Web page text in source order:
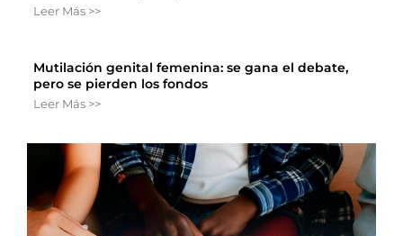
Leer Más >>
Mutilación genital femenina: se gana el debate,
pero se pierden los fondos
Leer Más >>